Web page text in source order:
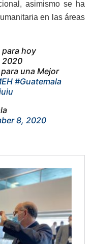
asimismo se ha
en las áreas
hoy
2020
una Mejor
#Guatemala
8, 2020